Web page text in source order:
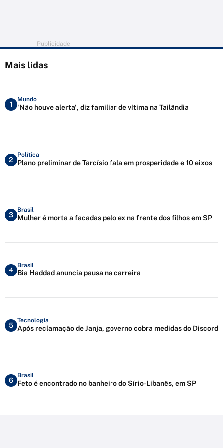
Publicidade
Mais lidas
1
Mundo
'Não houve alerta', diz familiar de vítima na Tailândia
2
Política
Plano preliminar de Tarcísio fala em prosperidade e 10 eixos
3
Brasil
Mulher é morta a facadas pelo ex na frente dos filhos em SP
4
Brasil
Bia Haddad anuncia pausa na carreira
5
Tecnologia
Após reclamação de Janja, governo cobra medidas do Discord
6
Brasil
Feto é encontrado no banheiro do Sírio-Libanês, em SP